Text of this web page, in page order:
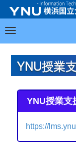
YNU授業
YNU授業支
https://